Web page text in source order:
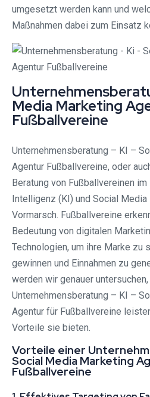
umgesetzt werden kann und
Maßnahmen dabei zum Einsatz
Media Marketing
Fußballvereine
Unternehmensberatung – KI –
Agentur Fußballvereine, oder
Beratung von Fußballvereinen
Intelligenz (KI) und Social
Vormarsch. Fußballvereine
Bedeutung von digitalen
Technologien, um ihre Marke zu
gewinnen und Einnahmen zu
werden wir genauer
Unternehmensberatung – KI –
Agentur für Fußballvereine
Vorteile sie bieten.
Vorteile einer
Social Media Marketing
Fußballvereine